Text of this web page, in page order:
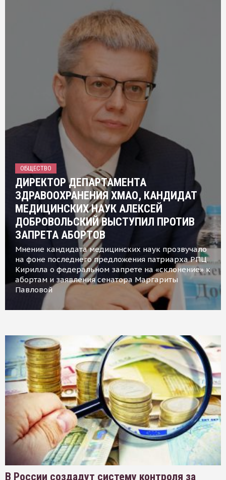
ОБЩЕСТВО
ДИРЕКТОР ДЕПАРТАМЕНТА
ЗДРАВООХРАНЕНИЯ ХМАО, КАНДИДАТ
МЕДИЦИНСКИХ НАУК АЛЕКСЕЙ
ДОБРОВОЛЬСКИЙ ВЫСТУПИЛ ПРОТИВ
ЗАПРЕТА АБОРТОВ
Мнение кандидата медицинских наук прозвучало
на фоне последнего предложения патриарха РПЦ
Кирилла о федеральном запрете на «склонение» к
абортам и заявления сенатора Маргариты
Павловой
В России создадут систему контроля за